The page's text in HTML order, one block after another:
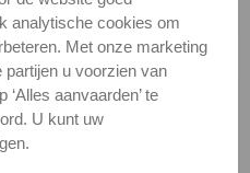
excl.btw
excl.btw
25 st. -dopmoer A4
€ 28,96
analytische cookies om
Met onze marketing
u voorzien van
aanvaarden’ te
U kunt uw